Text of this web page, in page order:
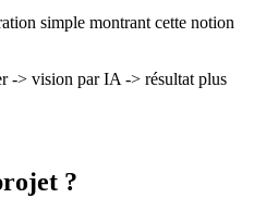
simple montrant cette notion
-> vision par IA -> résultat plus
?